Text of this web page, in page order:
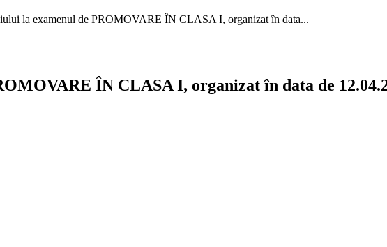
la examenul de PROMOVARE ÎN CLASA I, organizat în data...
ÎN CLASA I, organizat în data de